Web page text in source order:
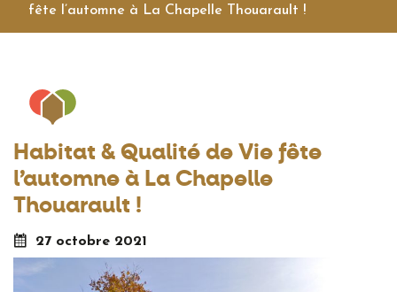
fête l’automne à La Chapelle Thouarault !
Habitat & Qualité de Vie fête
l’automne à La Chapelle
Thouarault !
27 octobre 2021